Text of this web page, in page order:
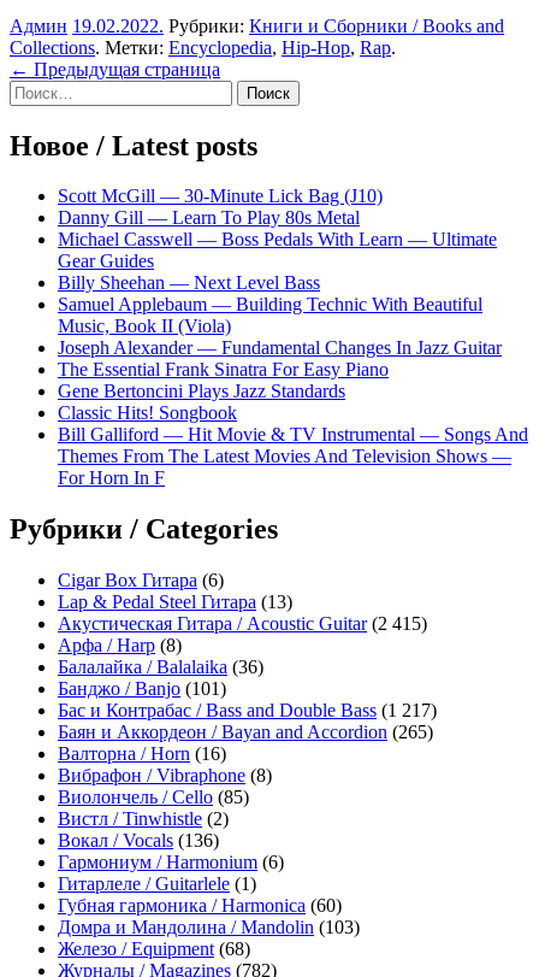
Админ 19.02.2022. Рубрики: Книги и Сборники / Books and
Collections. Метки: Encyclopedia, Hip-Hop, Rap.
Навигация
по
записям
← Предыдущая страница
Sidebar
Найти:
Новое / Latest posts
Scott McGill — 30-Minute Lick Bag (J10)
Danny Gill — Learn To Play 80s Metal
Michael Casswell — Boss Pedals With Learn — Ultimate
Gear Guides
Billy Sheehan — Next Level Bass
Samuel Applebaum — Building Technic With Beautiful
Music, Book II (Viola)
Joseph Alexander — Fundamental Changes In Jazz Guitar
The Essential Frank Sinatra For Easy Piano
Gene Bertoncini Plays Jazz Standards
Classic Hits! Songbook
Bill Galliford — Hit Movie & TV Instrumental — Songs And
Themes From The Latest Movies And Television Shows —
For Horn In F
Рубрики / Categories
Cigar Box Гитара (6)
Lap & Pedal Steel Гитара (13)
Акустическая Гитара / Acoustic Guitar(2 415)
Арфа / Harp (8)
Балалайка / Balalaika (36)
Банджо / Banjo (101)
Бас и Контрабас / Bass and Double Bass (1 217)
Баян и Аккордеон / Bayan and Accordion (265)
Валторна / Horn (16)
Вибрафон / Vibraphone (8)
Виолончель / Cello (85)
Вистл / Tinwhistle (2)
Вокал / Vocals (136)
Гармониум / Harmonium (6)
Гитарлеле / Guitarlele (1)
Губная гармоника / Harmonica (60)
Домра и Мандолина / Mandolin (103)
Железо / Equipment (68)
Журналы / Magazines (782)